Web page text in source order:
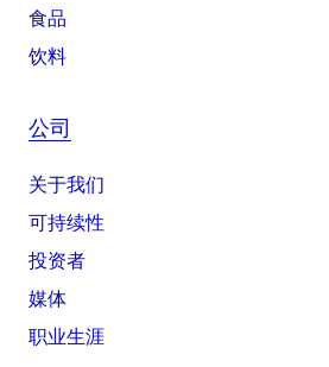
食品
饮料
公司
关于我们
可持续性
投资者
媒体
职业生涯